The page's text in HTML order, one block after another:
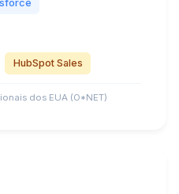
HubSpot Sales
dos EUA (O*NET)